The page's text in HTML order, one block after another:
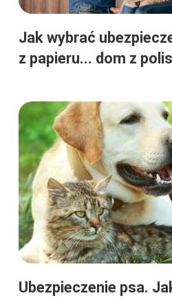
Jak wybrać
z papieru... dom z
Ubezpieczenie psa.